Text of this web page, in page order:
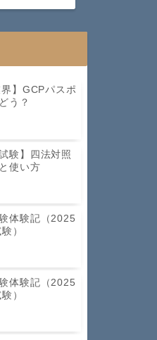
界】GCPパスポ
う？
験】四法対照
使い方
体験記（2025
）
体験記（2025
）